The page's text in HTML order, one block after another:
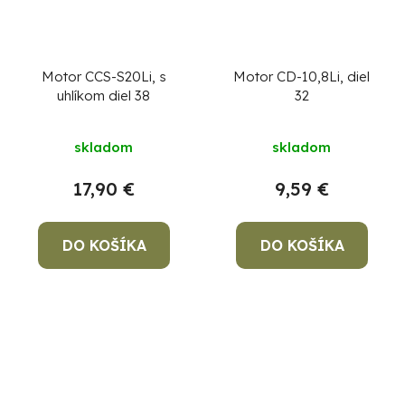
Motor CCS-S20Li, s
uhlíkom diel 38
skladom
17,90 €
DO KOŠÍKA
Motor CD-10,8Li, diel
32
skladom
9,59 €
DO KOŠÍKA